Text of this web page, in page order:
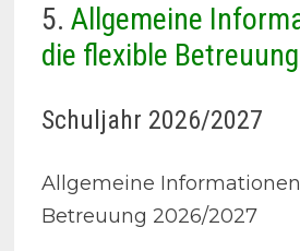
5.Allgemeine
die flexible Betreuung
Schuljahr 2026/2027
Allgemeine
Betreuung 2026/2027